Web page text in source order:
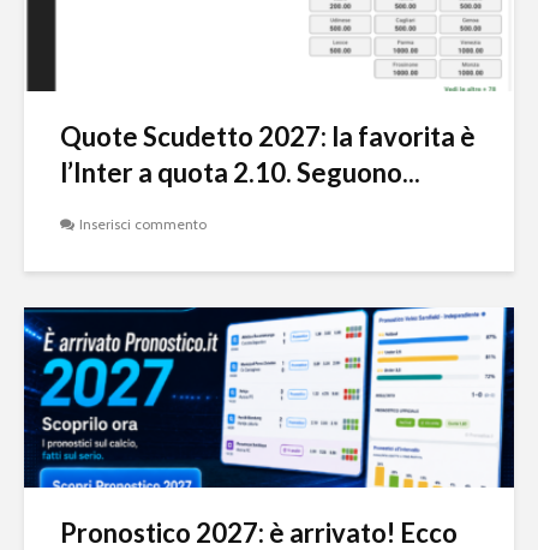
Quote Scudetto 2027: la favorita è
l’Inter a quota 2.10. Seguono...
Inserisci commento
Pronostico 2027: è arrivato! Ecco